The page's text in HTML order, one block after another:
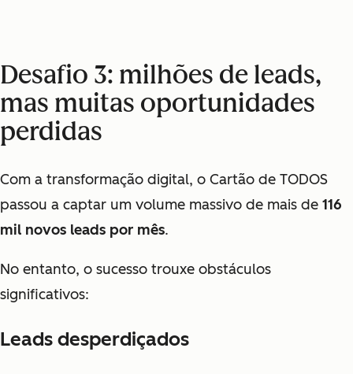
Desafio 3: milhões de leads,
mas muitas oportunidades
perdidas
Com a transformação digital, o Cartão de TODOS
passou a captar um volume massivo de mais de 116
mil novos leads por mês.
No entanto, o sucesso trouxe obstáculos
significativos:
Leads desperdiçados